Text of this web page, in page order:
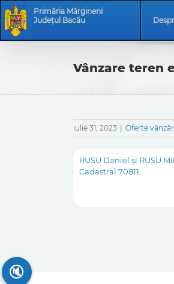
Skip
to
content
Skip
Navigation
Primăria Mărgineni
Județul Bacău
Vânzare teren
iulie 31, 2023 Oferte
RUSU Daniel și RUSU
Cadastral 70811.
🔇